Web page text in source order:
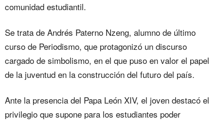
comunidad estudiantil.‎‎
Se trata de Andrés Paterno Nzeng, alumno de último
curso de Periodismo, que protagonizó un discurso
cargado de simbolismo, en el que puso en valor el papel
de la juventud en la construcción del futuro del país.‎‎
Ante la presencia del Papa León XIV, el joven destacó el
privilegio que supone para los estudiantes poder